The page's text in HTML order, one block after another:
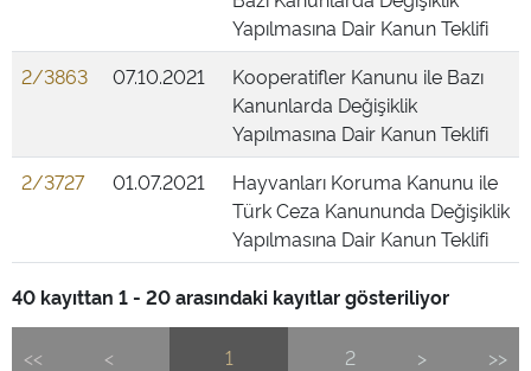
Yapılmasına Dair Kanun Teklifi
2/3863
07.10.2021
Kooperatifler Kanunu ile Bazı
Kanunlarda Değişiklik
Yapılmasına Dair Kanun Teklifi
2/3727
01.07.2021
Hayvanları Koruma Kanunu ile
Türk Ceza Kanununda Değişiklik
Yapılmasına Dair Kanun Teklifi
40 kayıttan 1 - 20 arasındaki kayıtlar gösteriliyor
<< < 1 2 > >>